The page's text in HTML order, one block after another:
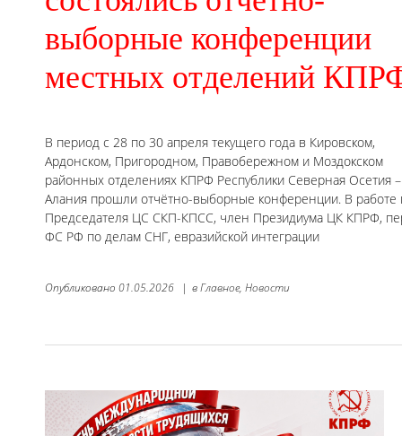
выборные конференции
местных отделений
В период с 28 по 30 апреля текущего года в Кировском,
Ардонском, Пригородном, Правобережном и Моздокском
районных отделениях КПРФ Республики Северная Осетия –
Алания прошли отчётно-выборные конференции. В работе
Председателя ЦС СКП-КПСС, член Президиума ЦК КПРФ,
ФС РФ по делам СНГ, евразийской интеграции
Опубликовано 01.05.2026 | вГлавное, Новости